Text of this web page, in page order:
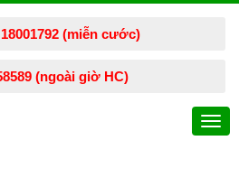
(miễn cước)
(ngoài giờ HC)